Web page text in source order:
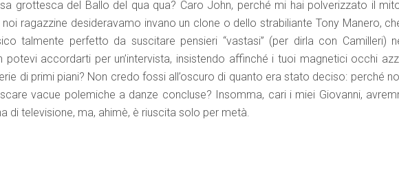
grottesca del Ballo del qua qua? Caro John, perché mi hai polverizzato il
ragazzine desideravamo invano un clone o dello strabiliante Tony Manero,
talmente perfetto da suscitare pensieri “vastasi” (per dirla con Camilleri)
accordarti per un’intervista, insistendo affinché i tuoi magnetici occhi
di primi piani? Non credo fossi all’oscuro di quanto era stato deciso: perché
vacue polemiche a danze concluse? Insomma, cari i miei Giovanni,
di televisione, ma, ahimè, è riuscita solo per metà.